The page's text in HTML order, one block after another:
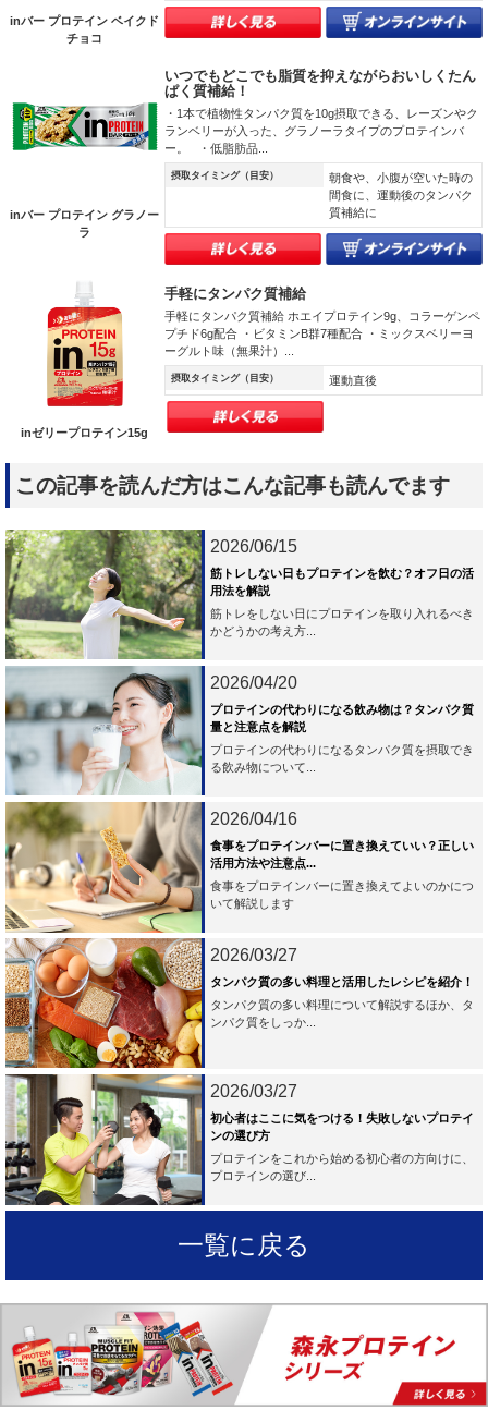
inバー プロテイン ベイクド
チョコ
inバー プロテイン グラノー
ラ
いつでもどこでも脂質を抑えながらおいしくたん
ぱく質補給！
・1本で植物性タンパク質を10g摂取できる、レーズンやク
ランベリーが入った、グラノーラタイプのプロテインバ
ー。 ・低脂肪品...
摂取タイミング（目安）
朝食や、小腹が空いた時の
間食に、運動後のタンパク
質補給に
inゼリープロテイン15g
手軽にタンパク質補給
手軽にタンパク質補給 ホエイプロテイン9g、コラーゲンペ
プチド6g配合 ・ビタミンB群7種配合 ・ミックスベリーヨ
ーグルト味（無果汁）...
摂取タイミング（目安） 運動直後
この記事を読んだ方はこんな記事も読んでます
2026/06/15
筋トレしない日もプロテインを飲む？オフ日の活
用法を解説
筋トレをしない日にプロテインを取り入れるべき
かどうかの考え方...
2026/04/20
プロテインの代わりになる飲み物は？タンパク質
量と注意点を解説
プロテインの代わりになるタンパク質を摂取でき
る飲み物について...
2026/04/16
食事をプロテインバーに置き換えていい？正しい
活用方法や注意点...
食事をプロテインバーに置き換えてよいのかにつ
いて解説します
2026/03/27
タンパク質の多い料理と活用したレシピを紹介！
タンパク質の多い料理について解説するほか、タ
ンパク質をしっか...
2026/03/27
初心者はここに気をつける！失敗しないプロテイ
ンの選び方
プロテインをこれから始める初心者の方向けに、
プロテインの選び...
一覧に戻る